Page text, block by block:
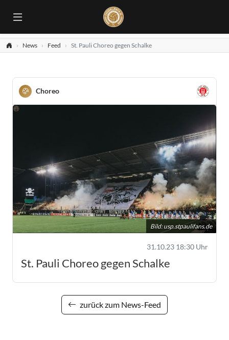
News Feed St. Pauli Choreo gegen Schalke
Choreo
Bild:usp.stpaulifans.de
31.10.23 18:30 Uhr
St. Pauli Choreo gegen Schalke
zurück zum News-Feed